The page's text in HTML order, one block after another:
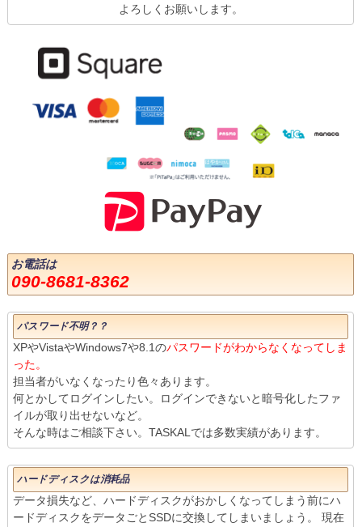
よろしくお願いします。
お電話は
090-8681-8362
パスワード不明？？
XPやVistaやWindows7や8.1のパスワードがわからなくなってしま
った。
担当者がいなくなったり色々あります。
何とかしてログインしたい。ログインできないと暗号化したファ
イルが取り出せないなど。
そんな時はご相談下さい。TASKALでは多数実績があります。
ハードディスクは消耗品
データ損失など、ハードディスクがおかしくなってしまう前にハ
ードディスクをデータごとSSDに交換してしまいましょう。 現在